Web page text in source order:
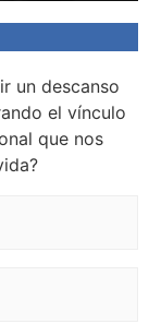
un descanso
el vínculo
que nos